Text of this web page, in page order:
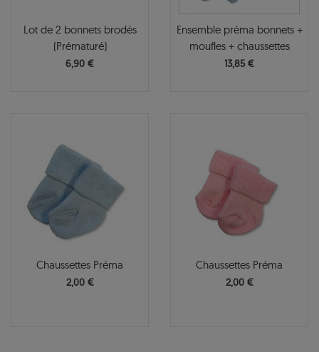
Lot de 2 bonnets brodés
(Prématuré)
6,90 €
Ensemble préma bonnets +
moufles + chaussettes
13,85 €
Chaussettes Préma
2,00 €
Chaussettes Préma
2,00 €